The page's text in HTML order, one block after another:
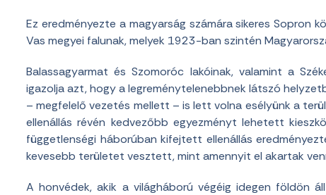
Ez eredményezte a magyarság számára sikeres
Vas megyei falunak, melyek 1923-ban szintén
Balassagyarmat és Szomoróc lakóinak, valamint a
igazolja azt, hogy a legreménytelenebbnek látszó
– megfelelő vezetés mellett – is lett volna esélyünk a
ellenállás révén kedvezőbb egyezményt lehetett
függetlenségi háborúban kifejtett ellenállás
kevesebb területet vesztett, mint amennyit el akartak
A honvédek, akik a világháború végéig idegen földön